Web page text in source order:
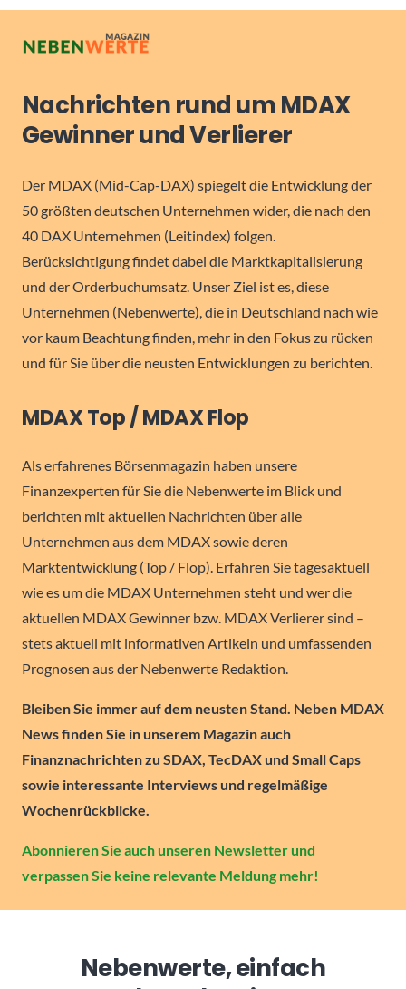
Nachrichten rund um MDAX
Gewinner und Verlierer
Der MDAX (Mid-Cap-DAX) spiegelt die Entwicklung der
50 größten deutschen Unternehmen wider, die nach den
40 DAX Unternehmen (Leitindex) folgen.
Berücksichtigung findet dabei die Marktkapitalisierung
und der Orderbuchumsatz. Unser Ziel ist es, diese
Unternehmen (Nebenwerte), die in Deutschland nach wie
vor kaum Beachtung finden, mehr in den Fokus zu rücken
und für Sie über die neusten Entwicklungen zu berichten.
MDAX Top / MDAX Flop
Als erfahrenes Börsenmagazin haben unsere
Finanzexperten für Sie die Nebenwerte im Blick und
berichten mit aktuellen Nachrichten über alle
Unternehmen aus dem MDAX sowie deren
Marktentwicklung (Top / Flop). Erfahren Sie tagesaktuell
wie es um die MDAX Unternehmen steht und wer die
aktuellen MDAX Gewinner bzw. MDAX Verlierer sind –
stets aktuell mit informativen Artikeln und umfassenden
Prognosen aus der Nebenwerte Redaktion.
Bleiben Sie immer auf dem neusten Stand. Neben MDAX
News finden Sie in unserem Magazin auch
Finanznachrichten zu SDAX, TecDAX und Small Caps
sowie interessante Interviews und regelmäßige
Wochenrückblicke.
Abonnieren Sie auch unseren Newsletter und
verpassen Sie keine relevante Meldung mehr!
Nebenwerte, einfach